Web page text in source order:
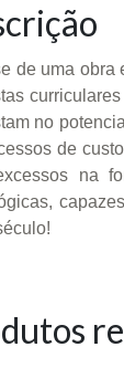
de uma obra
no
de
na